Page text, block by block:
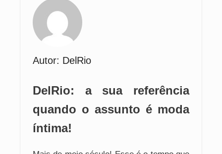
Autor: DelRio
DelRio: a sua referência
quando o assunto é moda
íntima!